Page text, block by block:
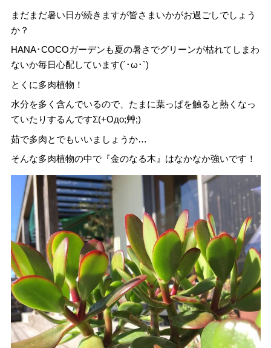
まだまだ暑い日が続きますが皆さまいかがお過ごしでしょう
か？
HANA･COCOガーデンも夏の暑さでグリーンが枯れてしまわ
ないか毎日心配しています(´･ω･`)
とくに多肉植物！
水分を多く含んでいるので、たまに葉っぱを触ると熱くなっ
ていたりするんですΣ(+Oдo;艸;)
茹で多肉とでもいいましょうか…
そんな多肉植物の中で『金のなる木』はなかなか強いです！